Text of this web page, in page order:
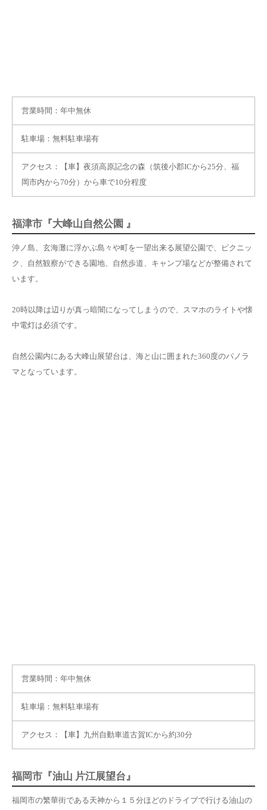
営業時間：年中無休
駐車場：無料駐車場有
アクセス：【車】夜須高原記念の森（筑後小郡ICから25分、福
岡市内から70分）から車で10分程度
福津市『大峰山自然公園 』
沖ノ島、玄海灘に浮かぶ島々や町を一望出来る展望公園で、ピクニッ
ク、自然観察ができる園地、自然歩道、キャンプ場などが整備されて
います。
20時以降は辺りが真っ暗闇になってしまうので、
スマホのライトや懐
中電灯は必須です。
自然公園内にある大峰山展望台は、海と山に囲まれた360度のパノラ
マとなっています。
営業時間：年中無休
駐車場：無料駐車場有
アクセス：【車】九州自動車道古賀ICから約30分
福岡市『油山 片江展望台 』
福岡市の繁華街である天神から１５分ほどのドライブで行ける油山の